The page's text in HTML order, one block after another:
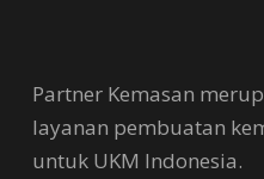
Partner Kemasan
layanan pembuatan
untuk UKM Indonesia.